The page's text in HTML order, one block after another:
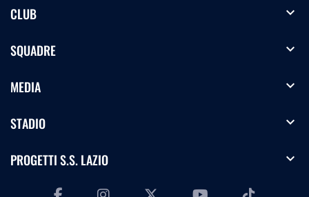
CLUB expand_more
SQUADRE expand_more
MEDIA expand_more
STADIO expand_more
PROGETTI S.S. LAZIO expand_more